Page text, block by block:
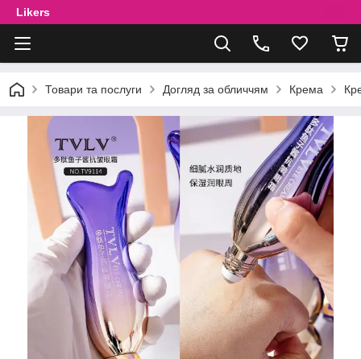
Likers
Товари та послуги Догляд за обличчям Крема